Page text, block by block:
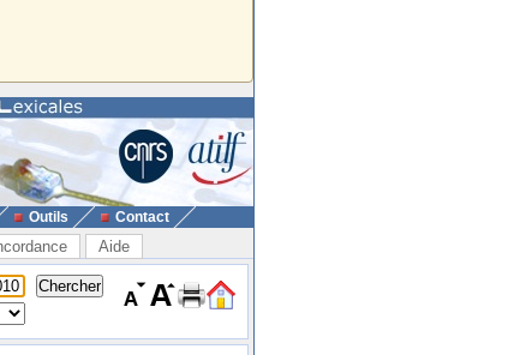
Outils Contact
Aide